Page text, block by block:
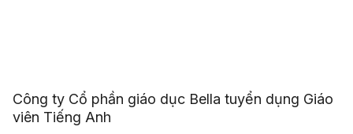
Công ty Cổ phần giáo dục Bella tuyển dụng Giáo
viên Tiếng Anh